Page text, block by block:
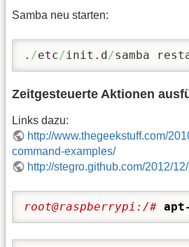
Samba neu starten:
. /etc/init.d/samba
Zeitgesteuerte Aktionen
Links dazu:
http://www.thegeekstuff.com/
command-examples/
http://stegro.github.com/2012/
root@raspberrypi:/#